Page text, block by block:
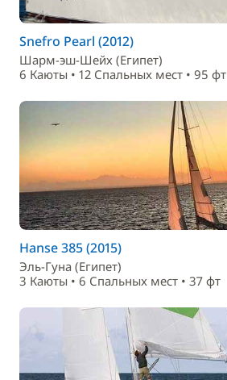
Snefro Pearl (2012)
Шарм-эш-Шейх (Египет)
6 Каюты • 12 Спальныx мест • 95 фт
Hanse 385 (2015)
Эль-Гуна (Египет)
3 Каюты • 6 Спальныx мест • 37 фт